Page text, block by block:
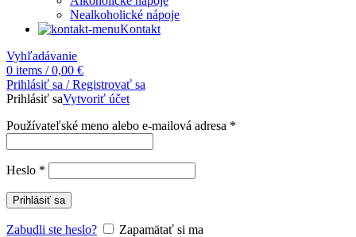
Nealkoholické nápoje
Kontakt
Vyhľadávanie
0 items / 0,00 €
Prihlásiť sa / Registrovať sa
Prihlásiť saVytvoriť účet
Používateľské meno alebo e-mailová adresa *
Heslo *
Prihlásiť sa
Zabudli ste heslo?
Zapamätať si ma